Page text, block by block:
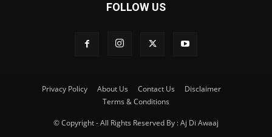
FOLLOW US
Privacy Policy About Us Contact Us
Disclaimer
Terms & Conditions
© Copyright - All Rights Reserved By : Aj Di Awaaj